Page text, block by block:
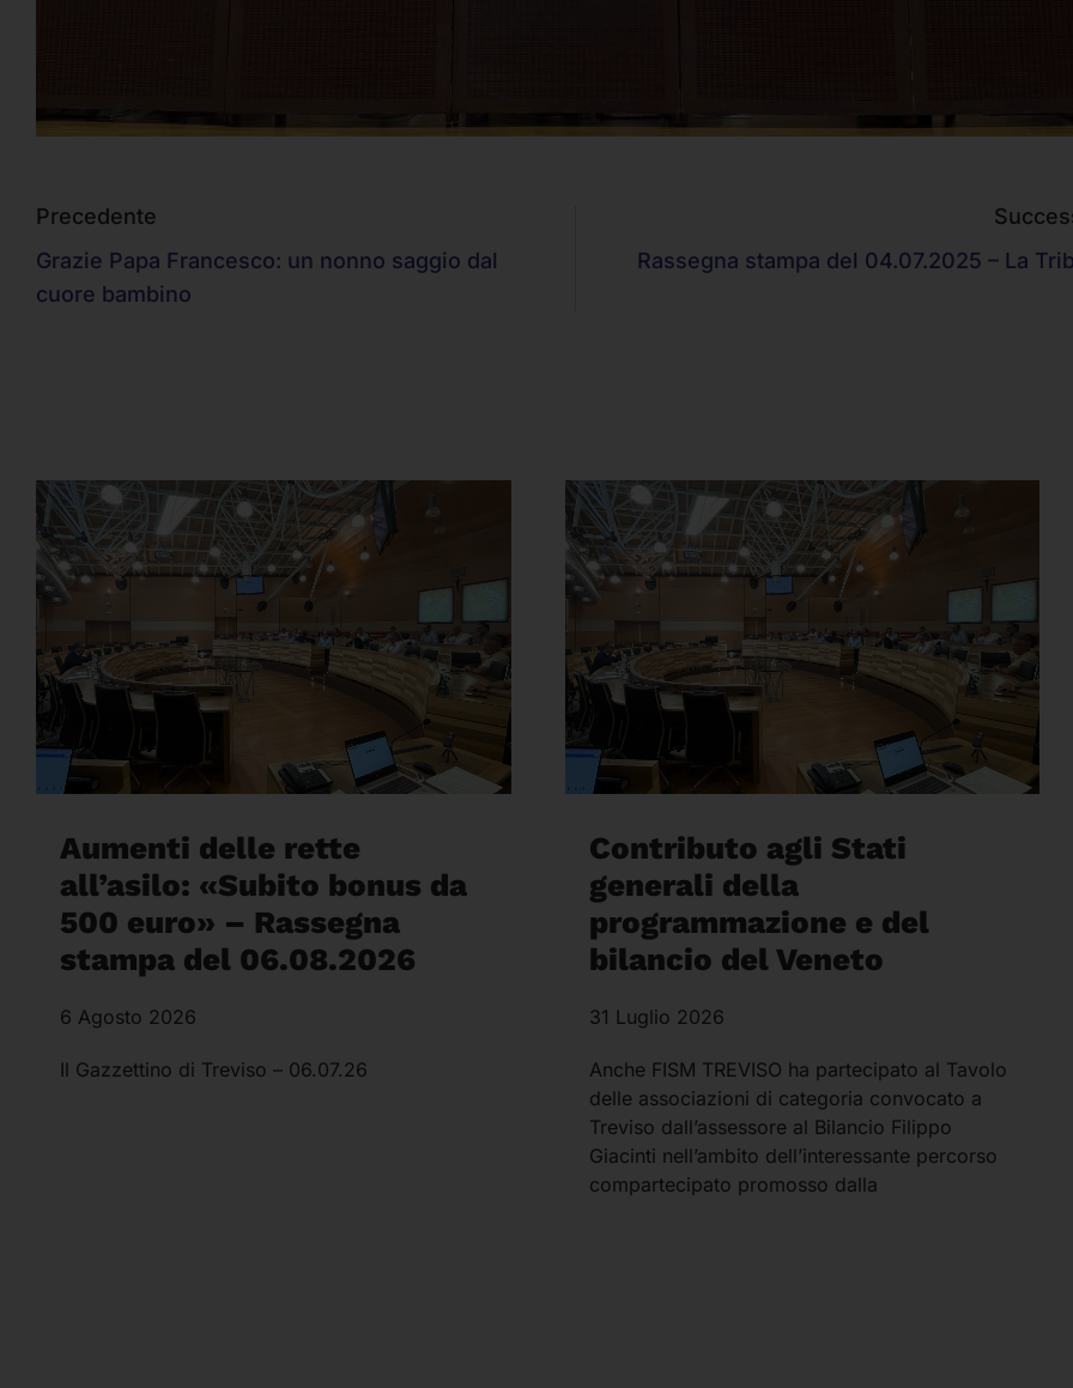
Precedente
Grazie Papa Francesco: un nonno saggio dal
cuore bambino
Rassegna stampa del 04.07.2025 – La
Aumenti delle rette
all’asilo: «Subito bonus da
500 euro» – Rassegna
stampa del 06.08.2026
6 Agosto 2026
Il Gazzettino di Treviso – 06.07.26
Contributo agli Stati
generali della
programmazione e del
bilancio del Veneto
31 Luglio 2026
Anche FISM TREVISO ha partecipato al Tavolo
delle associazioni di categoria convocato a
Treviso dall’assessore al Bilancio Filippo
Giacinti nell’ambito dell’interessante percorso
compartecipato promosso dalla